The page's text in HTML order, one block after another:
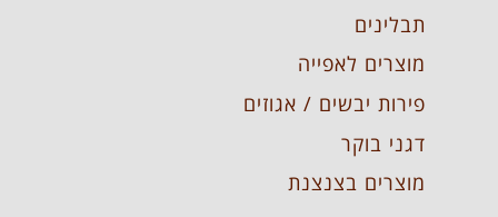
תבלינים
מוצרים לאפייה
פירות יבשים / אגוזים
דגני בוקר
מוצרים בצנצנת